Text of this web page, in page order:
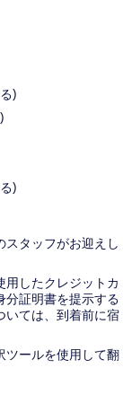
)
)
タッフがお迎えし
したクレジットカ
分証明書を提示する
いては、到着前に宿
ツールを使用して翻